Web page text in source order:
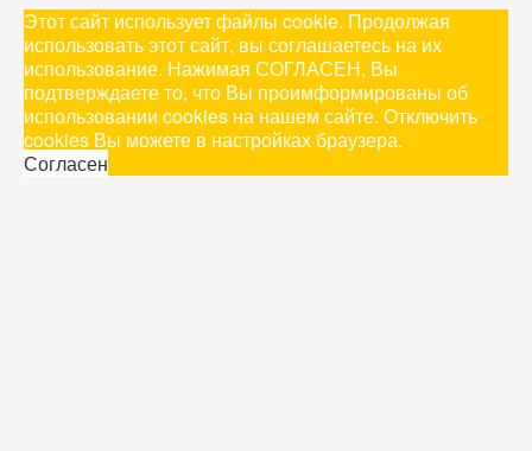
Этот сайт использует файлы cookie. Продолжая
использовать этот сайт, вы соглашаетесь на их
использование. Нажимая СОГЛАСЕН, Вы
подтверждаете то, что Вы проимформированы об
использовании cookies на нашем сайте. Отключить
cookies Вы можете в настройках браузера.
Согласен